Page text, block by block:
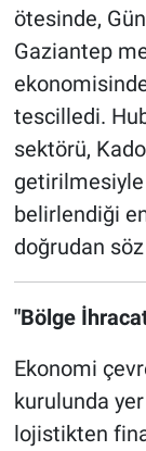
ötesinde,
Gaziantep
tescilledi.
sektörü,
belirlendiği
doğrudan
"Bölge
Ekonomi
kurulunda yer
lojistikten